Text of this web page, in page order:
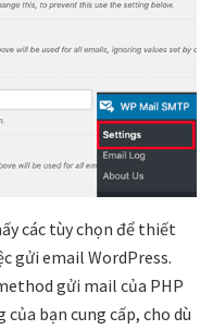
các tùy chọn để thiết
gửi email WordPress.
gửi mail của PHP
bạn cung cấp, cho dù